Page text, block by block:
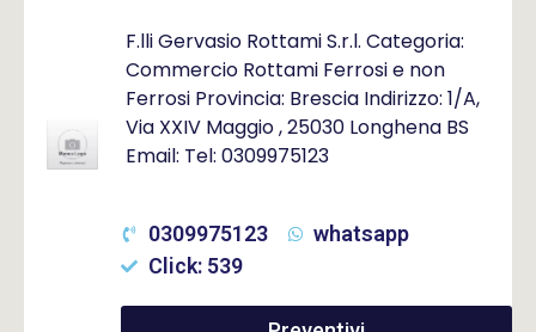
F.lli Gervasio Rottami S.r.l. Categoria:
Commercio Rottami Ferrosi e non
Ferrosi Provincia: Brescia Indirizzo: 1/A,
Via XXIV Maggio , 25030 Longhena BS
Email: Tel: 0309975123
0309975123
whatsapp
Click: 539